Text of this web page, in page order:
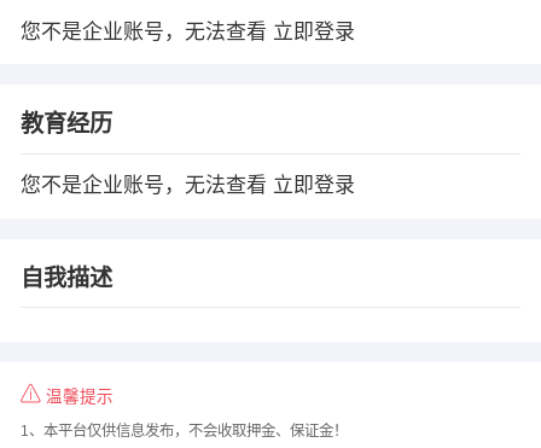
您不是企业账号，无法查看 立即登录
教育经历
您不是企业账号，无法查看 立即登录
自我描述
温馨提示
1、本平台仅供信息发布，不会收取押金、保证金！